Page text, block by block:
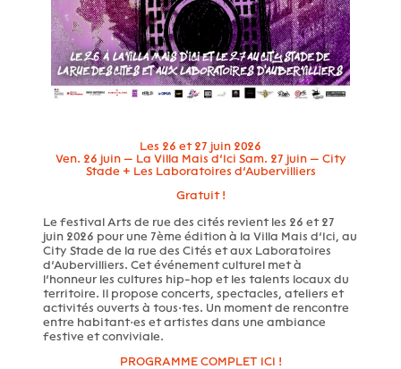
Les 26 et 27 juin 2026
Ven. 26 juin — La Villa Mais d’Ici Sam. 27 juin — City
Stade + Les Laboratoires d’Aubervilliers
Gratuit !
Le festival Arts de rue des cités revient les 26 et 27
juin 2026 pour une 7ème édition à la Villa Mais d’Ici, au
City Stade de la rue des Cités et aux Laboratoires
d’Aubervilliers. Cet événement culturel met à
l’honneur les cultures hip-hop et les talents locaux du
territoire. Il propose concerts, spectacles, ateliers et
activités ouverts à tous·tes. Un moment de rencontre
entre habitant·es et artistes dans une ambiance
festive et conviviale.
PROGRAMME COMPLET ICI !